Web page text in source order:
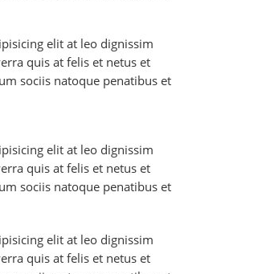
elit at leo dignissim
quis at felis et netus et
sociis natoque penatibus et
elit at leo dignissim
quis at felis et netus et
sociis natoque penatibus et
elit at leo dignissim
quis at felis et netus et